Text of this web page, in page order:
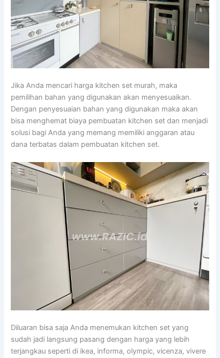
Jika Anda mencari harga kitchen set murah, maka
pemilihan bahan yang digunakan akan menyesuaikan.
Dengan penyesuaian bahan yang digunakan maka akan
bisa menghemat biaya pembuatan kitchen set dan menjadi
solusi bagi Anda yang memang memiliki anggaran atau
dana terbatas dalam pembuatan kitchen set.
Diluaran bisa saja Anda menemukan kitchen set yang
sudah jadi langsung pasang dengan harga yang lebih
terjangkau seperti di ikea, informa, olympic, vicenza, vivere